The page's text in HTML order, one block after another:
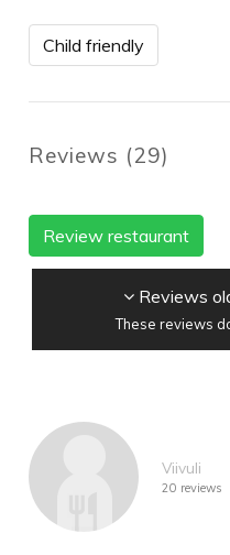
Child friendly
Reviews (29)
Review restaurant
Reviews
These reviews
Viivuli
20 reviews